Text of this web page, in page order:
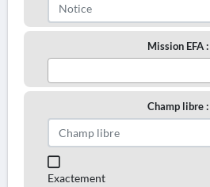
Mission EFA :
Champ libre :
Exactement